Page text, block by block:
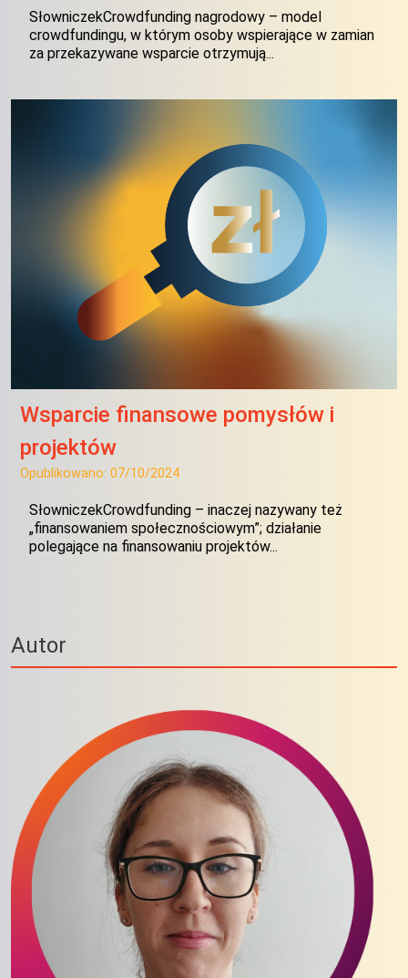
SłowniczekCrowdfunding nagrodowy – model
crowdfundingu, w którym osoby wspierające w zamian
za przekazywane wsparcie otrzymują...
Wsparcie finansowe pomysłów i
projektów
Opublikowano: 07/10/2024
SłowniczekCrowdfunding – inaczej nazywany też
„finansowaniem społecznościowym”; działanie
polegające na finansowaniu projektów...
Autor